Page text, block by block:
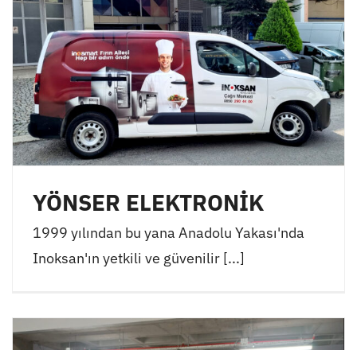
YÖNSER ELEKTRONİK
1999 yılından bu yana Anadolu Yakası'nda
Inoksan'ın yetkili ve güvenilir [...]